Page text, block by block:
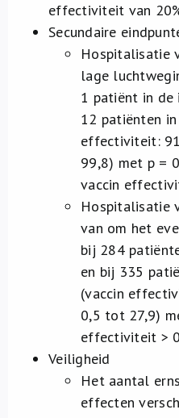
effectiviteit van
Secundaire
Hospitalisatie
lage
1 patiënt in de
12 patiënten
effectiviteit:
99,8) met p =
vaccin
Hospitalisatie
van om het
bij 284
en bij 335
(vaccin
0,5 tot 27,9)
effectiviteit >
Veiligheid
Het aantal
effecten